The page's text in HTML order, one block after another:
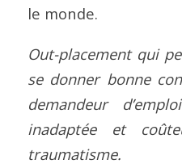
le monde.
Out-placement qui
se donner bonne
demandeur
inadaptée et
traumatisme.